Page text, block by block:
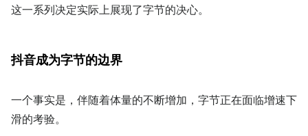
这一系列决定实际上展现了字节的决心。
抖音成为字节的边界
一个事实是，伴随着体量的不断增加，字节正在面临增速下
滑的考验。